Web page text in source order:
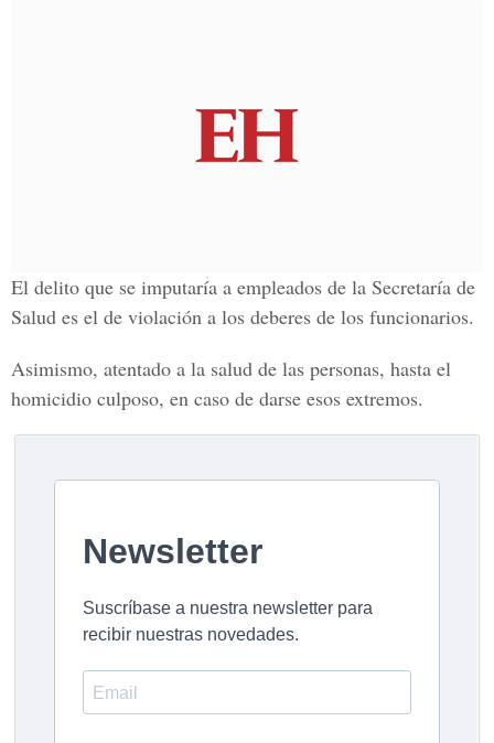
El delito que se imputaría a empleados de la Secretaría de
Salud es el de violación a los deberes de los funcionarios.
Asimismo, atentado a la salud de las personas, hasta el
homicidio culposo, en caso de darse esos extremos.